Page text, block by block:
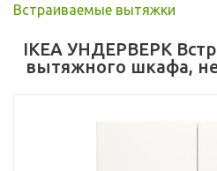
Встраиваемые вытяжки
IKEA УНДЕРВЕРК
вытяжного шкафа,